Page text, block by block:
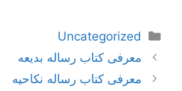
دسته‌ها
Uncategorized
ناوبری
نوشته‌ها
معرفی کتاب رساله بدیعه
معرفی کتاب رساله نکاحیه